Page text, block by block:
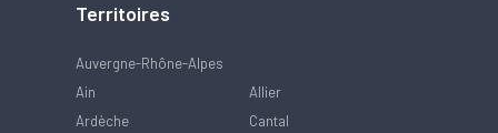
Territoires
Auvergne-Rhône-Alpes
Ain
Allier
Ardèche
Cantal